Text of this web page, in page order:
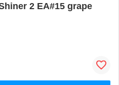
2 EA#15 grape